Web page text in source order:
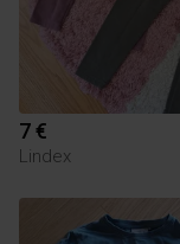
7 €
Lindex